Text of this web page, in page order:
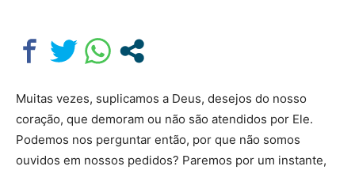
Muitas vezes, suplicamos a Deus, desejos do nosso
coração, que demoram ou não são atendidos por Ele.
Podemos nos perguntar então, por que não somos
ouvidos em nossos pedidos? Paremos por um instante,